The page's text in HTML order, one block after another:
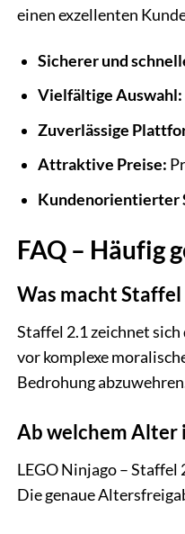
einen exzellenten
Sicherer und
Vielfältige Auswahl:
Zuverlässige
Attraktive Preise:
Kundenorientierter
FAQ – Häufig
Was macht Staffel
Staffel 2.1 zeichnet
vor komplexe
Bedrohung
Ab welchem Alter
LEGO Ninjago –
Die genaue